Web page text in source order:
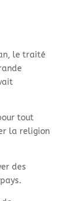
le traité
tout
la religion
des